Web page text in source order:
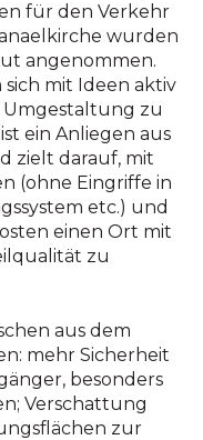
für den Verkehr
wurden
angenommen.
mit Ideen aktiv
zu
ein Anliegen aus
zielt darauf, mit
(ohne Eingriffe in
etc.) und
einen Ort mit
zu
aus dem
mehr Sicherheit
besonders
Verschattung
zur